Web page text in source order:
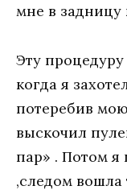
мне в задницу
Эту
когда я
потеребив
выскочил
пар» . Потом
,следом вошла